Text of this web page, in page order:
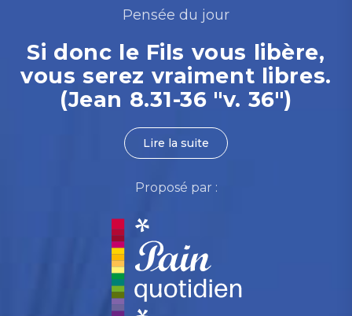
Pensée du jour
Si donc le Fils vous libère,
vous serez vraiment libres.
(Jean 8.31-36 "v. 36")
Lire la suite
Proposé par :